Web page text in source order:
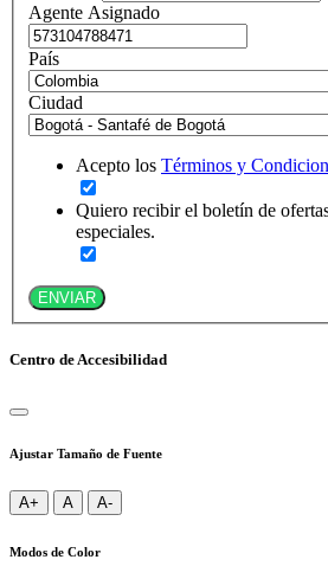
Agente Asignado
País
Ciudad
Acepto los Términos y
Quiero recibir el boletín de
especiales.
ENVIAR
Centro de Accesibilidad
Ajustar Tamaño de Fuente
A+ A A-
Modos de Color